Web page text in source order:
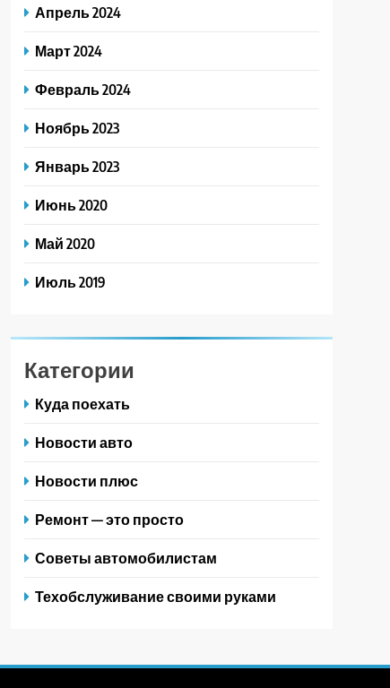
Апрель 2024
Март 2024
Февраль 2024
Ноябрь 2023
Январь 2023
Июнь 2020
Май 2020
Июль 2019
Категории
Куда поехать
Новости авто
Новости плюс
Ремонт — это просто
Советы автомобилистам
Техобслуживание своими руками